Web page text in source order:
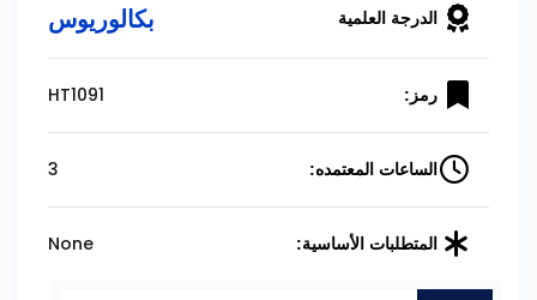
الدرجة العلمية بكالوريوس
رمز: HT1091
الساعات المعتمده: 3
المتطلبات الأساسية: None